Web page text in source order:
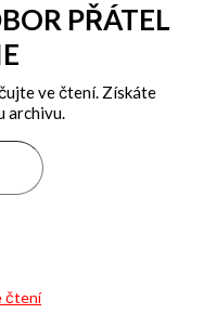
PŘÁTEL
ve čtení. Získáte
archivu.
čtení